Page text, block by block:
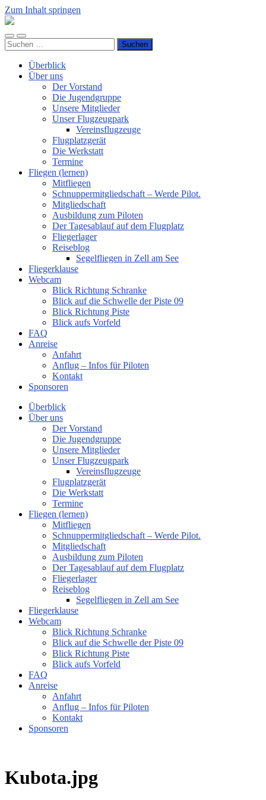
Zum Inhalt springen
Luftsportverein
e.V.
Mobile-
Menü
Suchfeld
ein-/ausblenden
Suchen
nach:
Überblick
Über uns
Der Vorstand
Die Jugendgruppe
Unsere Mitglieder
Unser Flugzeugpark
Vereinsflugzeuge
Flugplatzgerät
Die Werkstatt
Termine
Fliegen (lernen)
Mitfliegen
Schnuppermitgliedschaft – Werde Pilot.
Mitgliedschaft
Ausbildung zum Piloten
Der Tagesablauf auf dem Flugplatz
Fliegerlager
Reiseblog
Segelfliegen in Zell am See
Fliegerklause
Webcam
Blick Richtung Schranke
Blick auf die Schwelle der Piste 09
Blick Richtung Piste
Blick aufs Vorfeld
FAQ
Anreise
Anfahrt
Anflug – Infos für Piloten
Kontakt
Sponsoren
Überblick
Über uns
Der Vorstand
Die Jugendgruppe
Unsere Mitglieder
Unser Flugzeugpark
Vereinsflugzeuge
Flugplatzgerät
Die Werkstatt
Termine
Fliegen (lernen)
Mitfliegen
Schnuppermitgliedschaft – Werde Pilot.
Mitgliedschaft
Ausbildung zum Piloten
Der Tagesablauf auf dem Flugplatz
Fliegerlager
Reiseblog
Segelfliegen in Zell am See
Fliegerklause
Webcam
Blick Richtung Schranke
Blick auf die Schwelle der Piste 09
Blick Richtung Piste
Blick aufs Vorfeld
FAQ
Anreise
Anfahrt
Anflug – Infos für Piloten
Kontakt
Sponsoren
Kubota.jpg